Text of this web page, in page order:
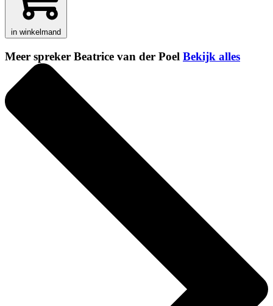
in winkelmand
Meer spreker Beatrice van der Poel Bekijk alles